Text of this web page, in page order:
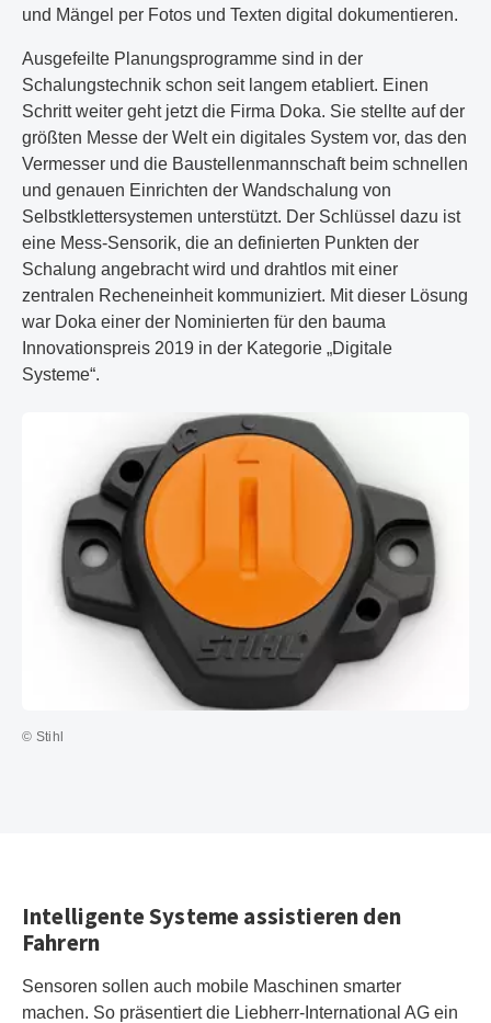
und Mängel per Fotos und Texten digital dokumentieren.
Ausgefeilte Planungsprogramme sind in der
Schalungstechnik schon seit langem etabliert. Einen
Schritt weiter geht jetzt die Firma Doka. Sie stellte auf der
größten Messe der Welt ein digitales System vor, das den
Vermesser und die Baustellenmannschaft beim schnellen
und genauen Einrichten der Wandschalung von
Selbstklettersystemen unterstützt. Der Schlüssel dazu ist
eine Mess-Sensorik, die an definierten Punkten der
Schalung angebracht wird und drahtlos mit einer
zentralen Recheneinheit kommuniziert. Mit dieser Lösung
war Doka einer der Nominierten für den bauma
Innovationspreis 2019 in der Kategorie „Digitale
Systeme“.
© Stihl
Intelligente Systeme assistieren den
Fahrern
Sensoren sollen auch mobile Maschinen smarter
machen. So präsentiert die Liebherr-International AG ein